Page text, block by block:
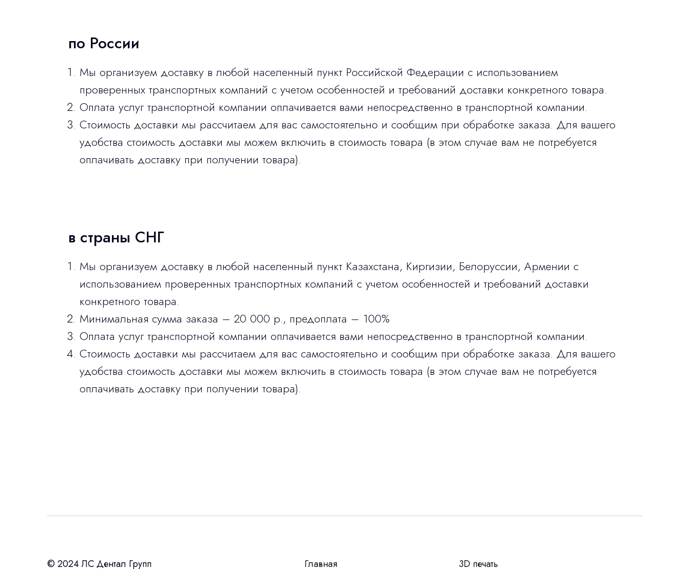
по России
Мы организуем доставку в любой населенный пункт Российской Федерации с использованием
проверенных транспортных компаний с учетом особенностей и требований доставки конкретного товара.
Оплата услуг транспортной компании оплачивается вами непосредственно в транспортной компании.
Стоимость доставки мы рассчитаем для вас самостоятельно и сообщим при обработке заказа. Для вашего
удобства стоимость доставки мы можем включить в стоимость товара (в этом случае вам не потребуется
оплачивать доставку при получении товара).
в страны СНГ
Мы организуем доставку в любой населенный пункт Казахстана, Киргизии, Белоруссии, Армении с
использованием проверенных транспортных компаний с учетом особенностей и требований доставки
конкретного товара.
Минимальная сумма заказа – 20 000 р., предоплата – 100%
Оплата услуг транспортной компании оплачивается вами непосредственно в транспортной компании.
Стоимость доставки мы рассчитаем для вас самостоятельно и сообщим при обработке заказа. Для вашего
удобства стоимость доставки мы можем включить в стоимость товара (в этом случае вам не потребуется
оплачивать доставку при получении товара).
Остались вопросы
Интересует лизинг?
с помощью нашего партнера ООО «Уралпромлизинг»
© 2024 ЛС Дентал Групп Главная 3D печать